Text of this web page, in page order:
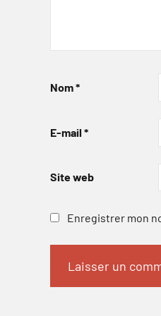
Nom*
E-mail *
Site web
Enregistrer mon